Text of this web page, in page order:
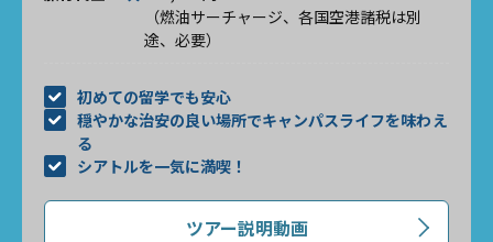
（燃油サーチャージ、各国空港諸税は別
途、必要）
初めての留学でも安心
穏やかな治安の良い場所でキャンパスライフを味わえ
る
シアトルを一気に満喫！
ツアー説明動画